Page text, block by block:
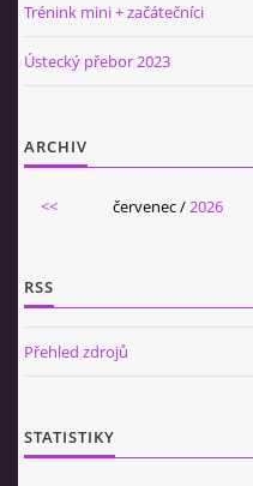
Trénink mini + začátečníci
Ústecký přebor 2023
ARCHIV
<< červenec /2026
RSS
Přehled zdrojů
STATISTIKY